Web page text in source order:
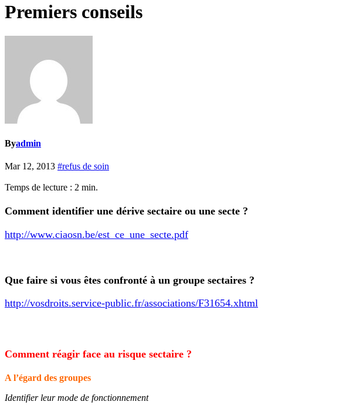
Premiers conseils
Byadmin
Mar 12, 2013 #refus de soin
Temps de lecture : 2 min.
Comment identifier une dérive sectaire ou une secte ?
http://www.ciaosn.be/est_ce_une_secte.pdf
Que faire si vous êtes confronté à un groupe sectaires ?
http://vosdroits.service-public.fr/associations/F31654.xhtml
Comment réagir face au risque sectaire ?
A l’égard des groupes
Identifier leur mode de fonctionnement